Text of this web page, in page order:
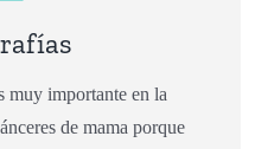
importante en la
de mama porque